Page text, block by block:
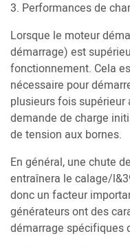
3. Performances de
Lorsque le moteur
démarrage) est
fonctionnement. Cela
nécessaire pour
plusieurs fois supérieur
demande de charge
de tension aux bornes.
En général, une chute
entraînera le calage/
donc un facteur
générateurs ont des
démarrage spécifiques